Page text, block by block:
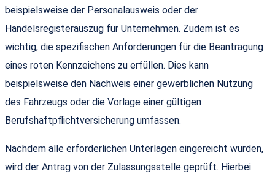
beispielsweise der Personalausweis oder der
Handelsregisterauszug für Unternehmen. Zudem ist es
wichtig, die spezifischen Anforderungen für die Beantragung
eines roten Kennzeichens zu erfüllen. Dies kann
beispielsweise den Nachweis einer gewerblichen Nutzung
des Fahrzeugs oder die Vorlage einer gültigen
Berufshaftpflichtversicherung umfassen.
Nachdem alle erforderlichen Unterlagen eingereicht wurden,
wird der Antrag von der Zulassungsstelle geprüft. Hierbei